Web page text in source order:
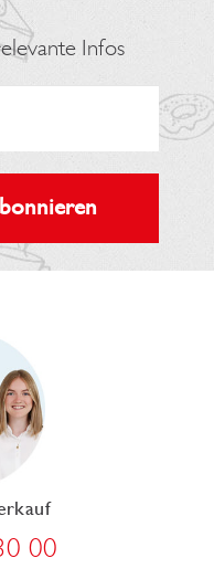
Infos
00